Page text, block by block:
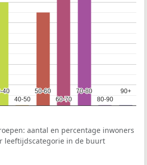
40
40
40-50
40-50
50-60
50-60
60-70
60-70
70-80
70-80
80-90
80-90
90+
90+
aantal en percentage inwoners
leeftijdscategorie in de buurt